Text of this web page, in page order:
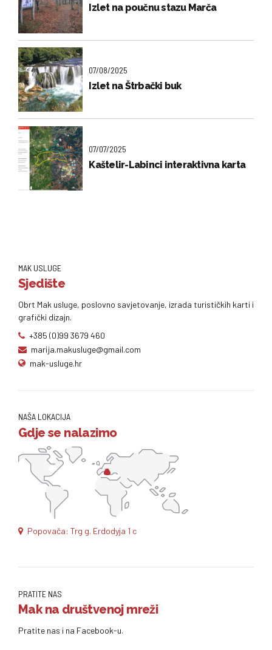
Izlet na poučnu stazu Marča
07/08/2025
Izlet na Štrbački buk
07/07/2025
Kaštelir-Labinci interaktivna karta
MAK USLUGE
Sjedište
Obrt Mak usluge, poslovno savjetovanje, izrada turističkih karti i
grafički dizajn.
+385 (0)99 3679 460
marija.makusluge@gmail.com
mak-usluge.hr
NAŠA LOKACIJA
Gdje se nalazimo
Popovača: Trg g. Erdodyja 1 c
PRATITE NAS
Mak na društvenoj mreži
Pratite nas i na Facebook-u.